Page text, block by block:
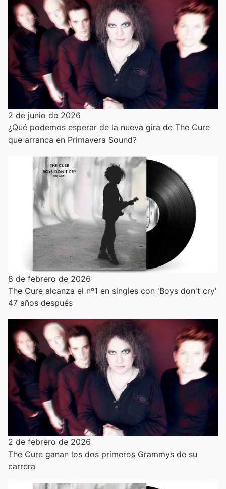
2 de junio de 2026
¿Qué podemos esperar de la nueva gira de The Cure
que arranca en Primavera Sound?
8 de febrero de 2026
The Cure alcanza el nº1 en singles con 'Boys don't cry'
47 años después
2 de febrero de 2026
The Cure ganan los dos primeros Grammys de su
carrera